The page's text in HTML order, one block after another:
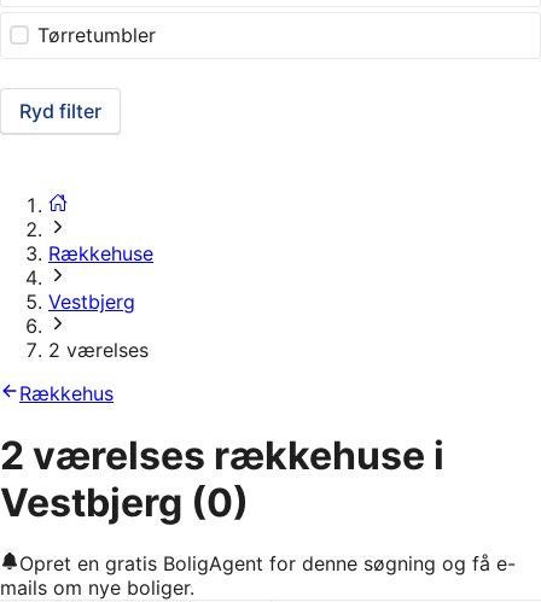
Tørretumbler
Ryd filter
Rækkehuse
Vestbjerg
2 værelses
Rækkehus
2 værelses rækkehuse i
Vestbjerg (0)
Opret en gratis BoligAgent for denne søgning og få e-
mails om nye boliger.